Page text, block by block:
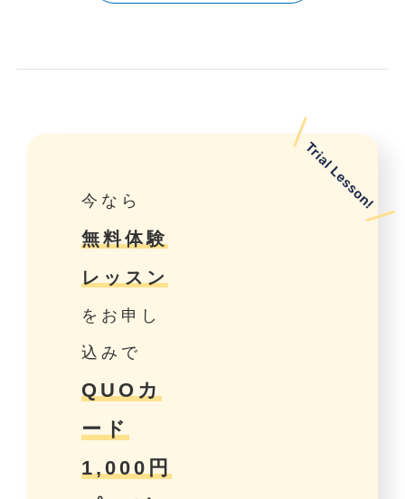
今なら
無料体験
レッスン
をお申し
込みで
QUOカ
ード
1,000円